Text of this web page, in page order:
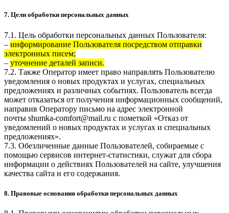
7. Цели обработки персональных данных
7.1. Цель обработки персональных данных Пользователя:
– информирование Пользователя посредством отправки
электронных писем;
– уточнение деталей записи.
7.2. Также Оператор имеет право направлять Пользователю
уведомления о новых продуктах и услугах, специальных
предложениях и различных событиях. Пользователь всегда
может отказаться от получения информационных сообщений,
направив Оператору письмо на адрес электронной
почты shumka-comfort@mail.ru с пометкой «Отказ от
уведомлений о новых продуктах и услугах и специальных
предложениях».
7.3. Обезличенные данные Пользователей, собираемые с
помощью сервисов интернет-статистики, служат для сбора
информации о действиях Пользователей на сайте, улучшения
качества сайта и его содержания.
8. Правовые основания обработки персональных данных